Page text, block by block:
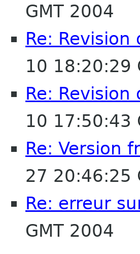
GMT 2004
Re:
10 18:20:29
Re:
10 17:50:43
Re: Version
27 20:46:25
Re: erreur
GMT 2004